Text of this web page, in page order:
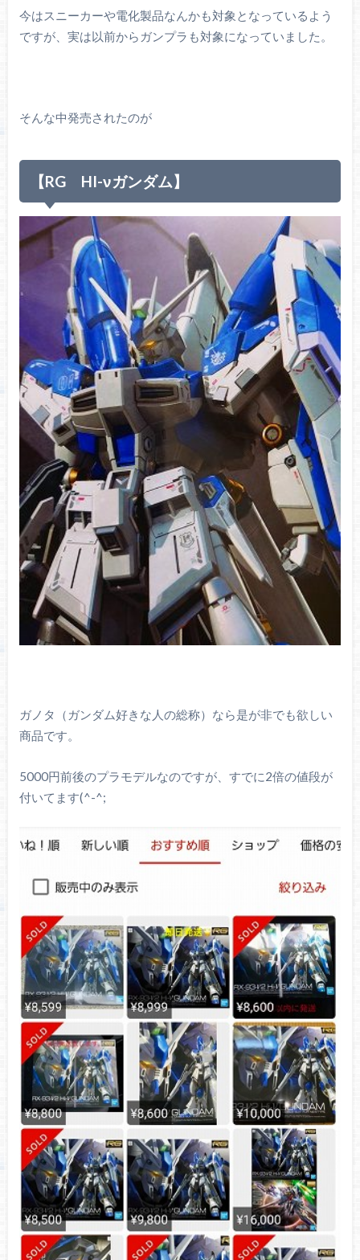
今はスニーカーや電化製品なんかも対象となっているよう
ですが、実は以前からガンプラも対象になっていました。
そんな中発売されたのが
【RG HI-νガンダム】
ガノタ（ガンダム好きな人の総称）なら是が非でも欲しい
商品です。
5000円前後のプラモデルなのですが、すでに2倍の値段が
付いてます(^-^;